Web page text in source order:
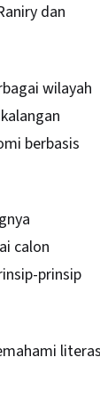
dan
wilayah
berbasis
calon
prinsip